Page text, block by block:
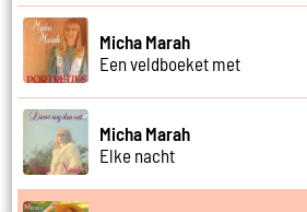
Micha Marah
Een veldboeket met
Micha Marah
Elke nacht